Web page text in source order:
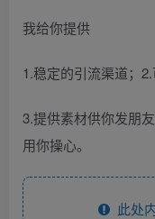
我给你提供
1.稳定的引流渠道；
3.提供素材供你发朋
用你操心。
此处